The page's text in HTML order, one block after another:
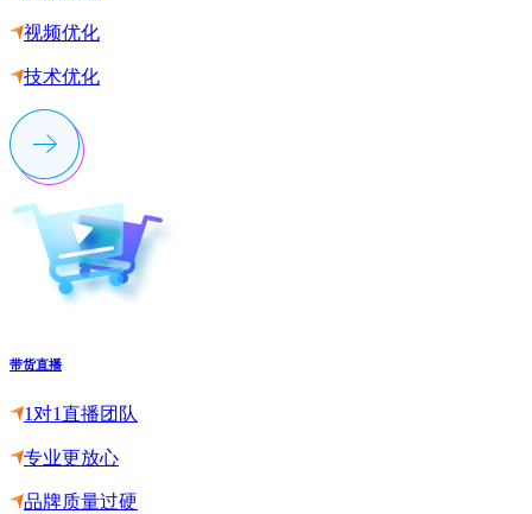
视频优化
技术优化
带货直播
1对1直播团队
专业更放心
品牌质量过硬